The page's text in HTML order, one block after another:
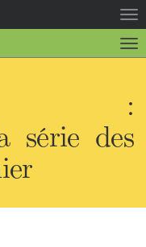
la
la
:
série des